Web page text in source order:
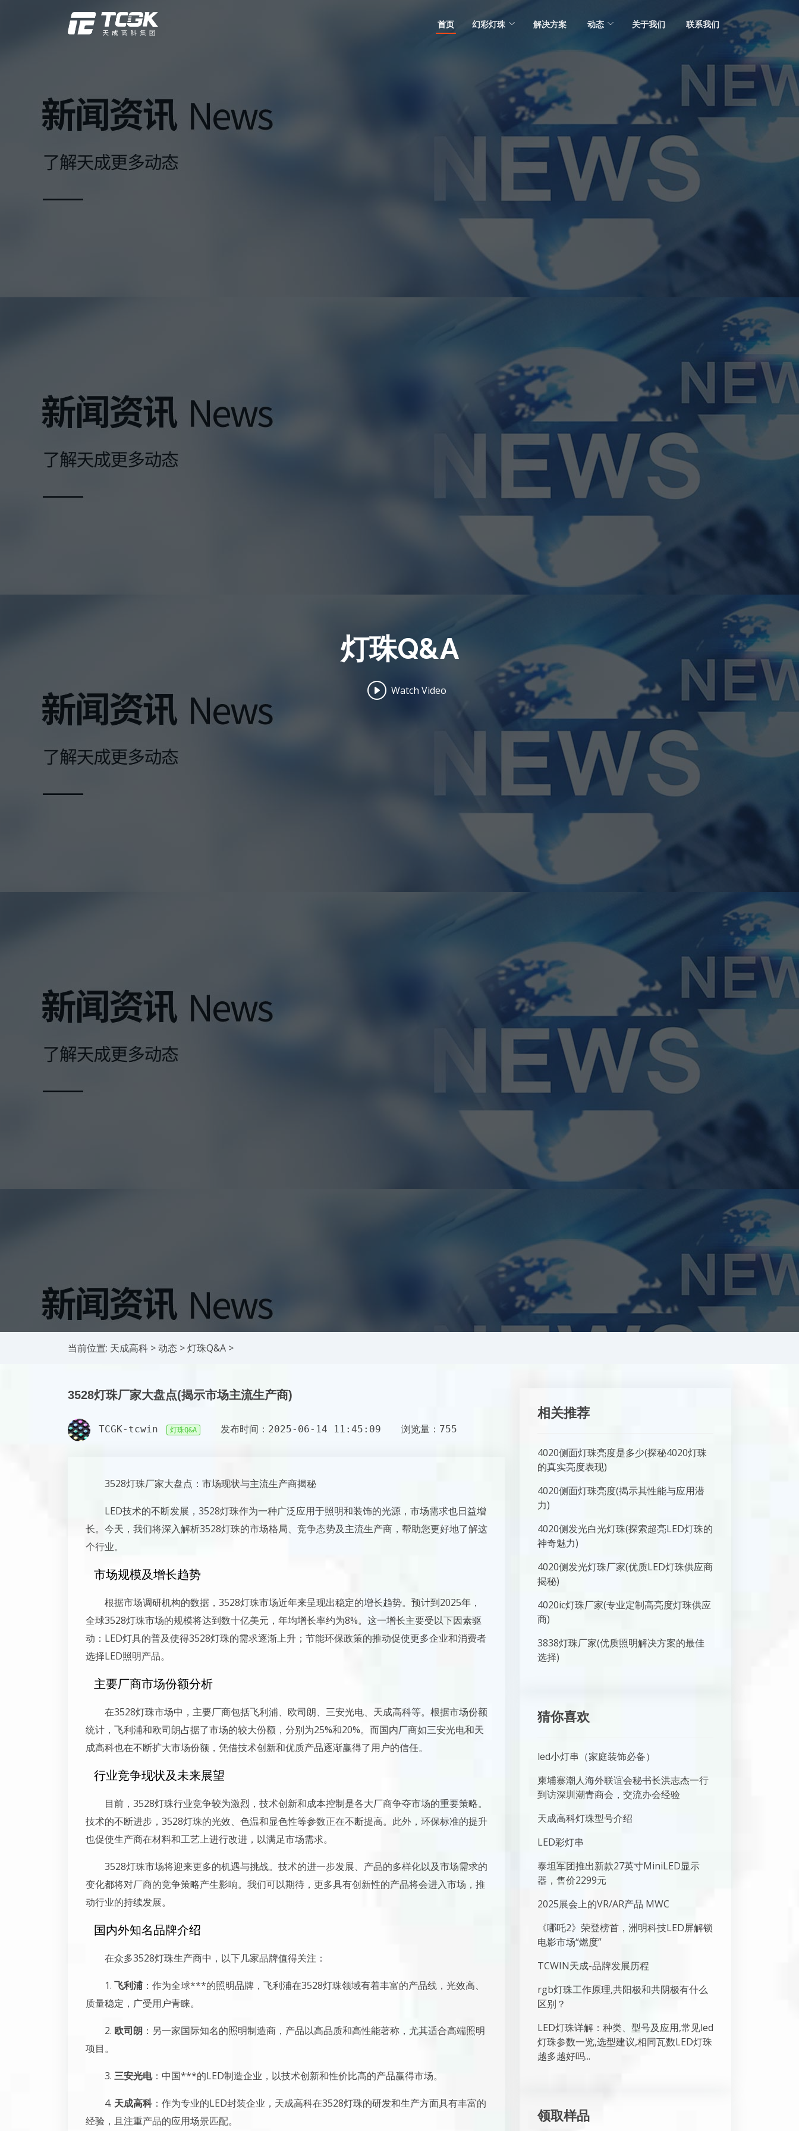
首页 幻彩灯珠 解决方案 动态 关于我们 联系我们
灯珠Q&A
Watch Video
当前位置: 天成高科 >动态 >灯珠Q&A >
3528灯珠厂家大盘点(揭示市场主流生产商)
TCGK-tcwin 灯珠Q&A 发布时间：2025-06-14 11:45:09 浏览量：755
3528灯珠厂家大盘点：市场现状与主流生产商揭秘
LED技术的不断发展，3528灯珠作为一种广泛应用于照明和装饰的光源，市场需求也日益增
长。今天，我们将深入解析3528灯珠的市场格局、竞争态势及主流生产商，帮助您更好地了解这
个行业。
市场规模及增长趋势
根据市场调研机构的数据，3528灯珠市场近年来呈现出稳定的增长趋势。预计到2025年，
全球3528灯珠市场的规模将达到数十亿美元，年均增长率约为8%。这一增长主要受以下因素驱
动：LED灯具的普及使得3528灯珠的需求逐渐上升；节能环保政策的推动促使更多企业和消费者
选择LED照明产品。
主要厂商市场份额分析
在3528灯珠市场中，主要厂商包括飞利浦、欧司朗、三安光电、天成高科等。根据市场份额
统计，飞利浦和欧司朗占据了市场的较大份额，分别为25%和20%。而国内厂商如三安光电和天
成高科也在不断扩大市场份额，凭借技术创新和优质产品逐渐赢得了用户的信任。
行业竞争现状及未来展望
目前，3528灯珠行业竞争较为激烈，技术创新和成本控制是各大厂商争夺市场的重要策略。
技术的不断进步，3528灯珠的光效、色温和显色性等参数正在不断提高。此外，环保标准的提升
也促使生产商在材料和工艺上进行改进，以满足市场需求。
3528灯珠市场将迎来更多的机遇与挑战。技术的进一步发展、产品的多样化以及市场需求的
变化都将对厂商的竞争策略产生影响。我们可以期待，更多具有创新性的产品将会进入市场，推
动行业的持续发展。
国内外知名品牌介绍
在众多3528灯珠生产商中，以下几家品牌值得关注：
1. 飞利浦 ：作为全球***的照明品牌，飞利浦在3528灯珠领域有着丰富的产品线，光效高、
质量稳定，广受用户青睐。
2. 欧司朗 ：另一家国际知名的照明制造商，产品以高品质和高性能著称，尤其适合高端照明
项目。
3. 三安光电：中国***的LED制造企业，以技术创新和性价比高的产品赢得市场。
4. 天成高科：作为专业的LED封装企业，天成高科在3528灯珠的研发和生产方面具有丰富的
经验，且注重产品的应用场景匹配。
相关推荐
4020侧面灯珠亮度是多少(探秘4020灯珠
的真实亮度表现)
4020侧面灯珠亮度(揭示其性能与应用潜
力)
4020侧发光白光灯珠(探索超亮LED灯珠的
神奇魅力)
4020侧发光灯珠厂家(优质LED灯珠供应商
揭秘)
4020ic灯珠厂家(专业定制高亮度灯珠供应
商)
3838灯珠厂家(优质照明解决方案的最佳
选择)
猜你喜欢
led小灯串（家庭装饰必备）
柬埔寨潮人海外联谊会秘书长洪志杰一行
到访深圳潮青商会，交流办会经验
天成高科灯珠型号介绍
LED彩灯串
泰坦军团推出新款27英寸MiniLED显示
器，售价2299元
2025展会上的VR/AR产品 MWC
《哪吒2》荣登榜首，洲明科技LED屏解锁
电影市场“燃度”
TCWIN天成-品牌发展历程
rgb灯珠工作原理,共阳极和共阴极有什么
区别？
LED灯珠详解：种类、型号及应用,常见led
灯珠参数一览,选型建议,相同瓦数LED灯珠
越多越好吗...
领取样品